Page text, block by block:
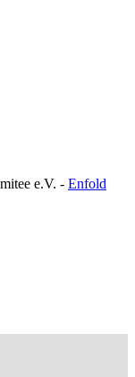
e.V. - Enfold